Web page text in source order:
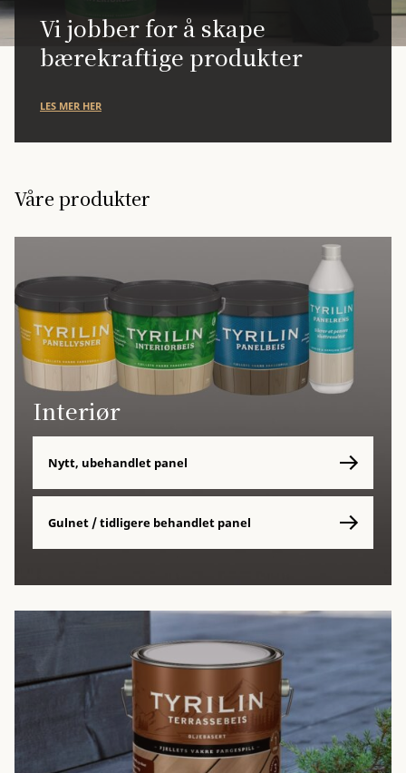
Vi jobber for å skape
bærekraftige produkter
LES MER HER
Våre produkter
Interiør
Nytt, ubehandlet panel
Gulnet / tidligere behandlet panel